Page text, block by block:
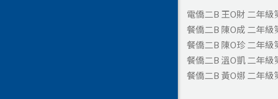
電僑二B 王O財 二年級
餐僑二B 陳O成 二年級
餐僑二B 陳O珍 二年級
餐僑二B 溫O凱 二年級
餐僑二B 黃O娜 二年級